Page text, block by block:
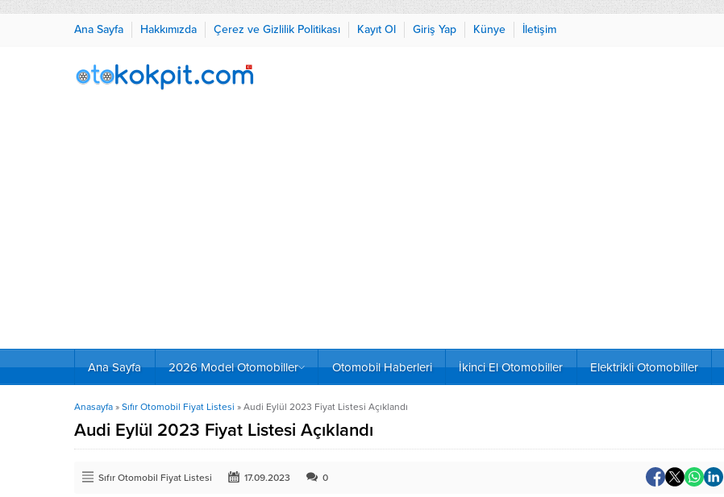
Ana Sayfa Hakkımızda Çerez ve Gizlilik Politikası Kayıt Ol Giriş Yap Künye İletişim
Ana Sayfa 2026 Model Otomobiller Otomobil Haberleri İkinci El Otomobiller Elektrikli Otomobiller
Anasayfa » Sıfır Otomobil Fiyat Listesi » Audi Eylül 2023 Fiyat Listesi Açıklandı
Audi Eylül 2023 Fiyat Listesi Açıklandı
Sıfır Otomobil Fiyat Listesi 17.09.2023 0